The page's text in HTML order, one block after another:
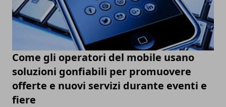
Come gli operatori del mobile usano
soluzioni gonfiabili per promuovere
offerte e nuovi servizi durante eventi e
fiere